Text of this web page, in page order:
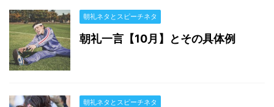
朝礼ネタとスピーチネタ
朝礼一言【10月】とその具体例
朝礼ネタとスピーチネタ